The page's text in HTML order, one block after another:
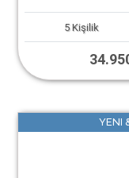
5 Kişilik
YENI